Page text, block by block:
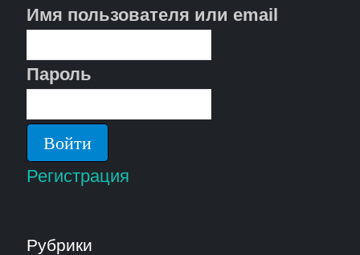
Имя пользователя или email
Пароль
Регистрация
Рубрики